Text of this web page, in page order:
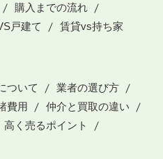
購入までの流れ
戸建て 賃貸vs持ち家
ついて
業者の選び方
費用
仲介と買取の違い
高く売るポイント